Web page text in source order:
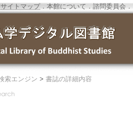
サイトマップ．本館について ． 諮問委員会 ．
索エンジン > 書誌の詳細内容